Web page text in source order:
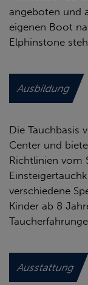
angeboten und
eigenen Boot
Elphinstone
Ausbildung
Die Tauchbasis
Center und
Richtlinien vom
verschiedene
Kinder ab 8
Ausstattung